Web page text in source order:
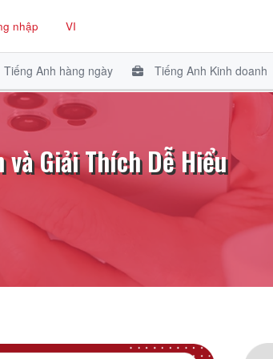
nhập VI
Tiếng Anh hàng ngày Tiếng Anh Kinh doanh
và Giải Thích Dễ Hiểu